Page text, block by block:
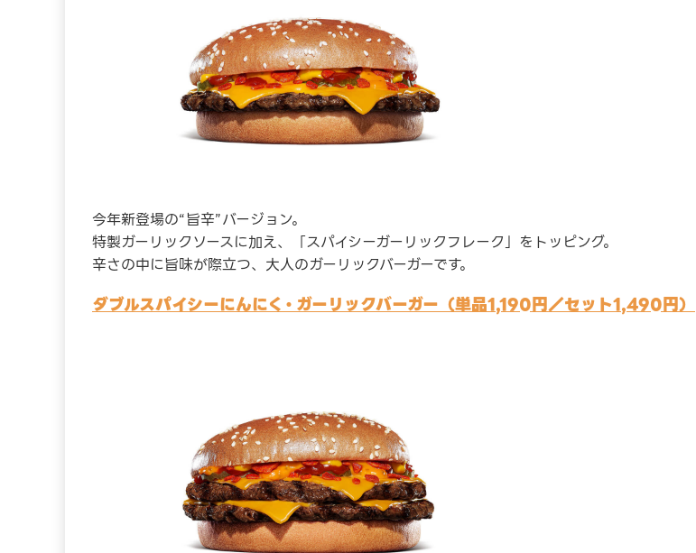
今年新登場の“旨辛”バージョン。
特製ガーリックソースに加え、「スパイシーガーリックフレーク」をトッピング。
辛さの中に旨味が際立つ、大人のガーリックバーガーです。
ダブルスパイシーにんにく・ガーリックバーガー（単品1,190円／セット1,490円）